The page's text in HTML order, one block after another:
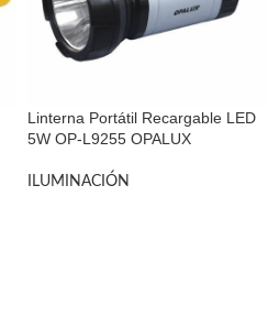
Linterna Portátil Recargable LED
5W OP-L9255 OPALUX
ILUMINACIÓN